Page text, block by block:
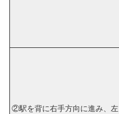
②駅を背に右手方向に進み、左